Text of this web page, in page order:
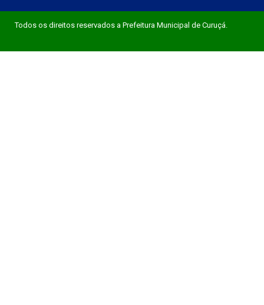
Todos os direitos reservados a Prefeitura Municipal de Curuçá.